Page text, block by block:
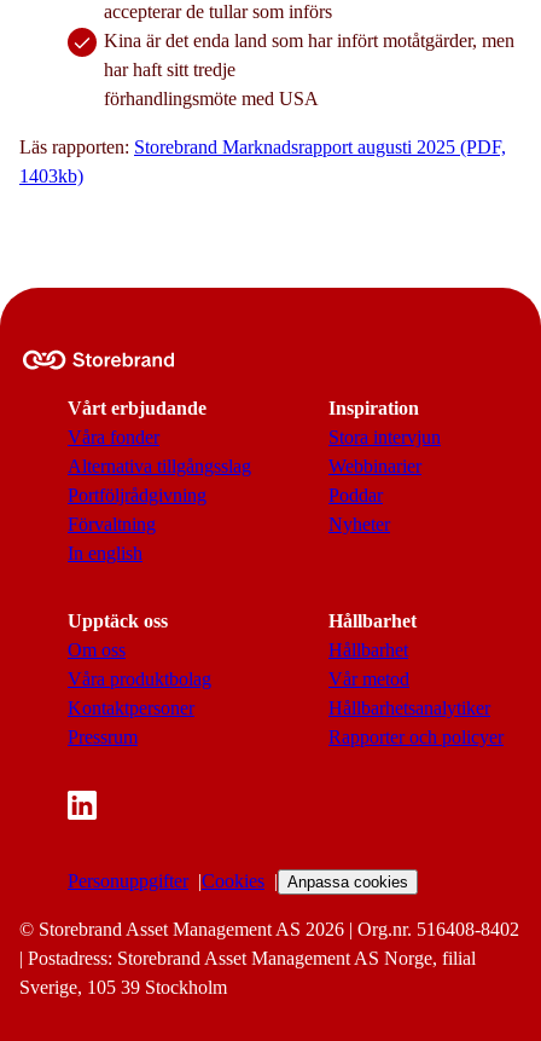
accepterar de tullar som införs
Kina är det enda land som har infört motåtgärder, men
har haft sitt tredje
förhandlingsmöte med USA
Läs rapporten: Storebrand Marknadsrapport augusti 2025 (PDF,
1403kb)
Vårt erbjudande
Våra fonder
Alternativa tillgångsslag
Portföljrådgivning
Förvaltning
In english
Inspiration
Stora intervjun
Webbinarier
Poddar
Nyheter
Upptäck oss
Om oss
Våra produktbolag
Kontaktpersoner
Pressrum
Hållbarhet
Hållbarhet
Vår metod
Hållbarhetsanalytiker
Rapporter och policyer
Personuppgifter Cookies Anpassa cookies
© Storebrand Asset Management AS 2026 | Org.nr. 516408-8402
| Postadress: Storebrand Asset Management AS Norge, filial
Sverige, 105 39 Stockholm